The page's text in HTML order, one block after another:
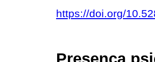
https://doi.org/